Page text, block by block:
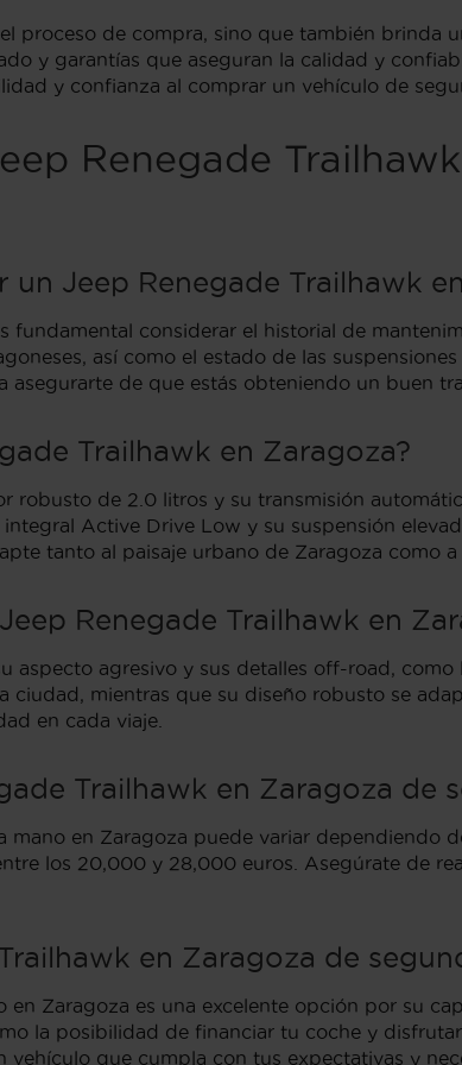
proceso de compra, sino que también brinda
y garantías que aseguran la calidad y
y confianza al comprar un vehículo de
Renegade
Jeep Renegade Trailhawk
fundamental considerar el historial de
así como el estado de las
asegurarte de que estás obteniendo un buen
Trailhawk en Zaragoza?
robusto de 2.0 litros y su transmisión
Active Drive Low y su suspensión
tanto al paisaje urbano de Zaragoza como a
Renegade Trailhawk en
aspecto agresivo y sus detalles off-road,
mientras que su diseño robusto se
en cada viaje.
Trailhawk en Zaragoza de
en Zaragoza puede variar dependiendo
los 20,000 y 28,000 euros. Asegúrate de
en Zaragoza de
Zaragoza es una excelente opción por su
la posibilidad de financiar tu coche y
que cumpla con tus expectativas y